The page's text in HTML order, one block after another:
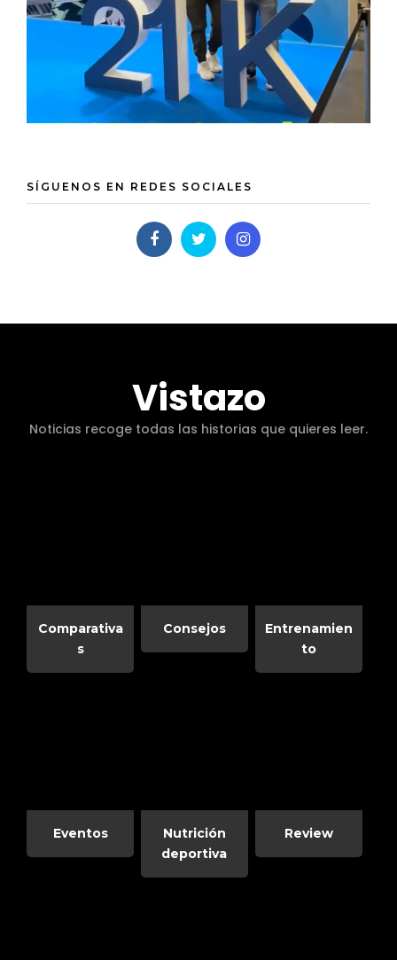
SÍGUENOS EN REDES SOCIALES
Vistazo
Noticias recoge todas las historias que quieres leer.
Comparativa
s
Consejos
Entrenamien
to
Eventos
Nutrición
deportiva
Review